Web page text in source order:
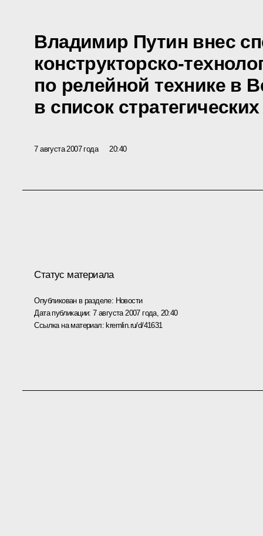
Владимир Путин внес
конструкторско-
по релейной технике в
в список
7 августа 2007 года 20:40
Статус материала
Опубликован в разделе: Новости
Дата публикации:7 августа 2007 года, 20:40
Ссылка на материал:kremlin.ru/d/41631